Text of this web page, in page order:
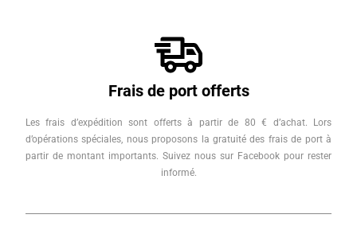
Frais de port offerts
Les frais d’expédition sont offerts à partir de 80 € d’achat. Lors
d’opérations spéciales, nous proposons la gratuité des frais de port à
partir de montant importants. Suivez nous sur Facebook pour rester
informé.